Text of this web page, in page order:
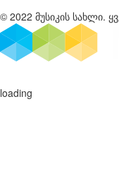
© 2022 მუსიკის სახლი.
loading